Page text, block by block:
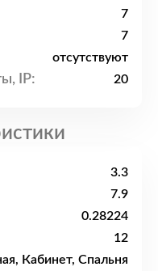
7
7
отсутствуют
IP: 20
3.3
7.9
0.28224
12
Кабинет, Спальня